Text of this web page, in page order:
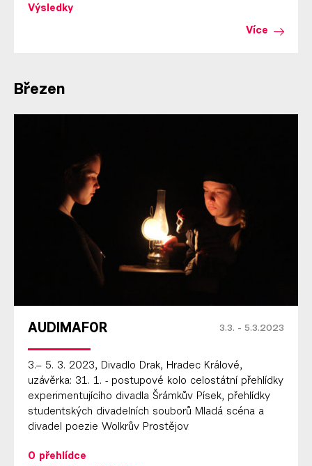
Výsledky
Více
Březen
AUDIMAFOR 3.3. - 5.3.2023
3.– 5. 3. 2023, Divadlo Drak, Hradec Králové,
uzávěrka: 31. 1. - postupové kolo celostátní přehlídky
experimentujícího divadla Šrámkův Písek, přehlídky
studentských divadelních souborů Mladá scéna a
divadel poezie Wolkrův Prostějov
O přehlídce